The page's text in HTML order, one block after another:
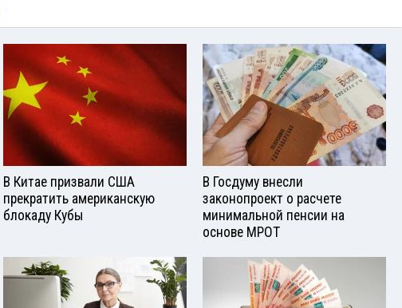
В Китае призвали США
прекратить американскую
блокаду Кубы
В Госдуму внесли
законопроект о расчете
минимальной пенсии на
основе МРОТ